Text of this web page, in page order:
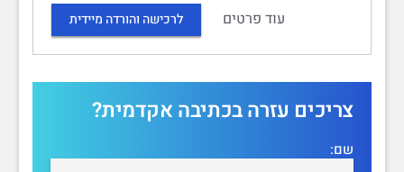
עוד פרטים
לרכישה והורדה מיידית
צריכים עזרה בכתיבה אקדמית?
שם: